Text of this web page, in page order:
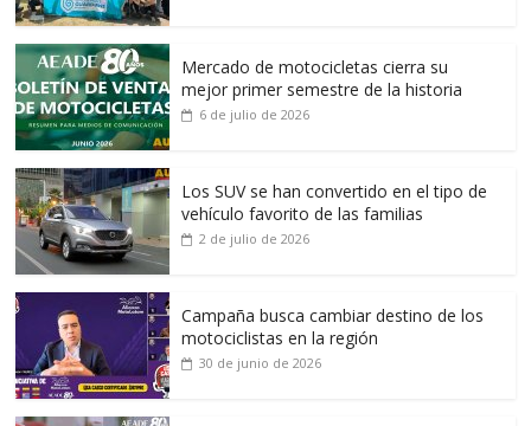
Mercado de motocicletas cierra su
mejor primer semestre de la historia
6 de julio de 2026
Los SUV se han convertido en el tipo de
vehículo favorito de las familias
2 de julio de 2026
Campaña busca cambiar destino de los
motociclistas en la región
30 de junio de 2026